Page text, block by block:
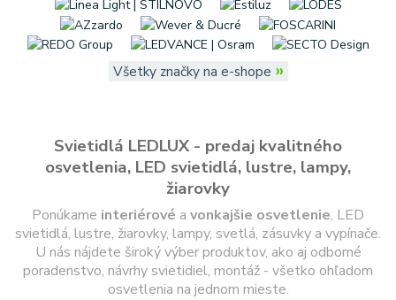
Všetky značky na e-shope »
Svietidlá LEDLUX - predaj kvalitného
osvetlenia, LED svietidlá, lustre, lampy,
žiarovky
Ponúkame interiérové a vonkajšie osvetlenie, LED
svietidlá, lustre, žiarovky, lampy, svetlá, zásuvky a vypínače.
U nás nájdete široký výber produktov, ako aj odborné
poradenstvo, návrhy svietidiel, montáž - všetko ohľadom
osvetlenia na jednom mieste.